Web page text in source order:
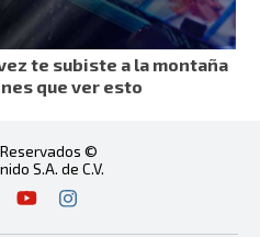
te subiste a la montaña
que ver esto
©
S.A. de C.V.